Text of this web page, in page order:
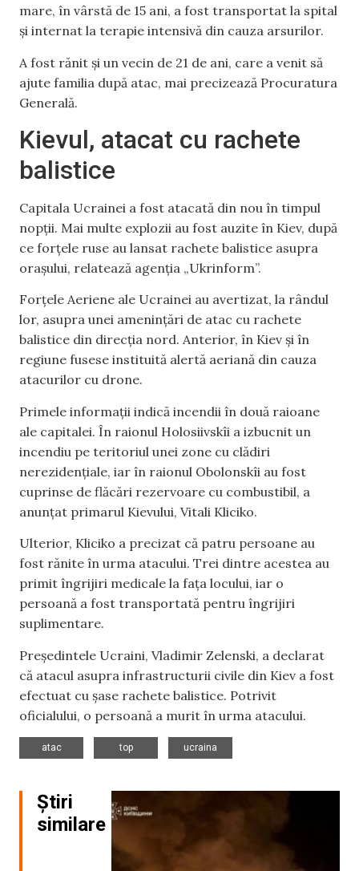
mare, în vârstă de 15 ani, a fost transportat la spital
și internat la terapie intensivă din cauza arsurilor.
A fost rănit și un vecin de 21 de ani, care a venit să
ajute familia după atac, mai precizează Procuratura
Generală.
Kievul, atacat cu rachete
balistice
Capitala Ucrainei a fost atacată din nou în timpul
nopții. Mai multe explozii au fost auzite în Kiev, după
ce forțele ruse au lansat rachete balistice asupra
orașului, relatează agenția „Ukrinform”.
Forțele Aeriene ale Ucrainei au avertizat, la rândul
lor, asupra unei amenințări de atac cu rachete
balistice din direcția nord. Anterior, în Kiev și în
regiune fusese instituită alertă aeriană din cauza
atacurilor cu drone.
Primele informații indică incendii în două raioane
ale capitalei. În raionul Holosiivskîi a izbucnit un
incendiu pe teritoriul unei zone cu clădiri
nerezidențiale, iar în raionul Obolonskîi au fost
cuprinse de flăcări rezervoare cu combustibil, a
anunțat primarul Kievului, Vitali Kliciko.
Ulterior, Kliciko a precizat că patru persoane au
fost rănite în urma atacului. Trei dintre acestea au
primit îngrijiri medicale la fața locului, iar o
persoană a fost transportată pentru îngrijiri
suplimentare.
Președintele Ucraini, Vladimir Zelenski, a declarat
că atacul asupra infrastructurii civile din Kiev a fost
efectuat cu șase rachete balistice. Potrivit
oficialului, o persoană a murit în urma atacului.
atac
top
ucraina
Știri
similare